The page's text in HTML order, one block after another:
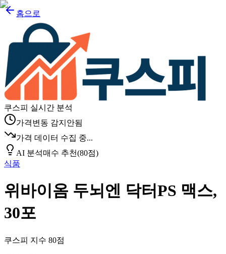
홈으로
쿠스피 실시간 분석
가격변동 감지안됨
가격 데이터 수집 중...
AI 분석매수 추천(80점)
식품
위바이옴 두뇌엔 닥터PS 맥스,
30포
쿠스피 지수 80점